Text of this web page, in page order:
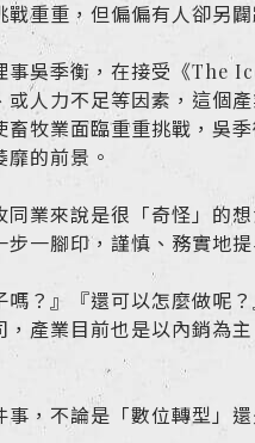
重重，但偏偏有人卻另
吳季衡，在接受《The
或人力不足等因素，這
牧業面臨重重挑戰，吳
的前景。
業來說是很「奇怪」的
一腳印，謹慎、務實地
嗎？』『還可以怎麼做
產業目前也是以內銷為
，不論是「數位轉型」